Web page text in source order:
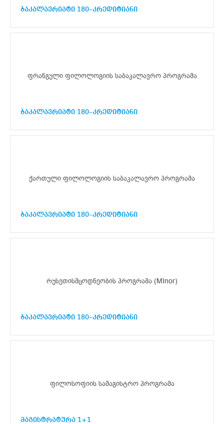
ბაკალავრიატი 180–კრედიტიანი
ფრანგული ფილოლოგიის საბაკალავრო პროგრამა
ბაკალავრიატი 180–კრედიტიანი
ქართული ფილოლოგიის საბაკალავრო პროგრამა
ბაკალავრიატი 180–კრედიტიანი
რუსეთისმცოდნეობის პროგრამა (MInor)
ბაკალავრიატი 180–კრედიტიანი
ფილოსოფიის სამაგისტრო პროგრამა
მაგისტრატურა 1+1